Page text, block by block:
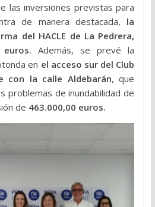
las inversiones previstas para
de manera destacada, la
del HACLE de La Pedrera,
euros.Además, se prevé la
en el acceso sur del Club
con la calle Aldebarán, que
problemas de inundabilidad de
de 463.000,00 euros.